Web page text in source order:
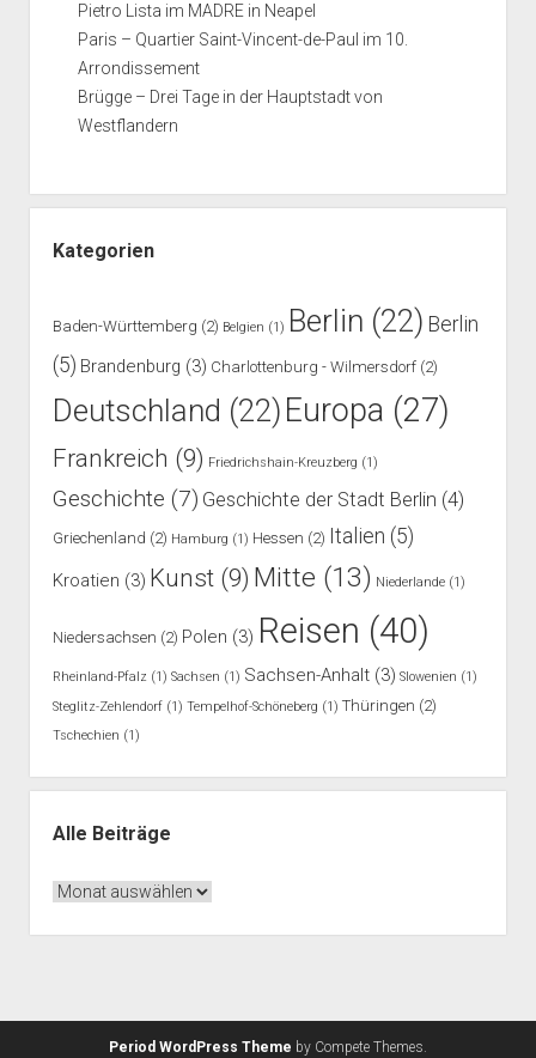
Pietro Lista im MADRE in Neapel
Paris – Quartier Saint-Vincent-de-Paul im 10.
Arrondissement
Brügge – Drei Tage in der Hauptstadt von
Westflandern
Kategorien
Baden-Württemberg (2) Belgien (1) Berlin (22) Berlin
(5) Brandenburg (3) Charlottenburg - Wilmersdorf(2)
Deutschland (22) Europa (27)
Frankreich (9) Friedrichshain-Kreuzberg (1)
Geschichte (7) Geschichte der Stadt Berlin (4)
Griechenland (2) Hamburg (1) Hessen (2) Italien (5)
Kroatien (3) Kunst(9) Mitte (13) Niederlande(1)
Niedersachsen (2) Polen (3) Reisen (40)
Rheinland-Pfalz(1) Sachsen (1) Sachsen-Anhalt(3) Slowenien (1)
Steglitz-Zehlendorf (1) Tempelhof-Schöneberg (1) Thüringen (2)
Tschechien (1)
Alle Beiträge
Alle
Period WordPress Theme by Compete Themes.